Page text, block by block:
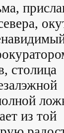
столица
из той